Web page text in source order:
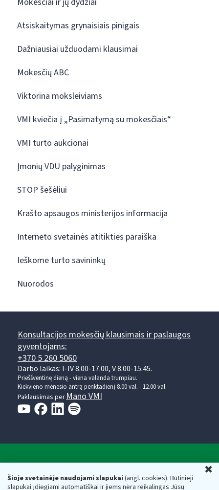
Šioje svetainėje naudojami slapukai(angl. cookies). Būtinieji
slapukai įdiegiami automatiškai ir jiems nėra reikalingas Jūsų
Atsiskaitymas grynaisiais pinigais
Dažniausiai užduodami klausimai
Mokesčių ABC
Viktorina moksleiviams
VMI kviečia į „Pasimatymą su mokesčiais“
VMI turto aukcionai
Įmonių VDU palyginimas
STOP šešėliui
Krašto apsaugos ministerijos informacija
Interneto svetainės atitikties paraiška
Ieškome turto savininkų
Nuorodos
Konsultacijos mokesčių klausimais ir paslaugos
gyventojams:
+370 5 260 5060
Darbo laikas: I-IV 8.00-17.00, V 8.00-15.45.
Prieššventinę dieną - viena valanda trumpiau.
Kiekvieno mėnesio antrą penktadienį 8.00 val. - 12.00 val.
Paklausimas perMano VMI
Valstybinė mokesčių inspekcija prie Lietuvos
Respublikos finansų ministerijos